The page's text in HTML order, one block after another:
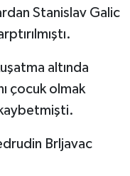
Stanislav Galic
altında
çocuk olmak
kaybetmişti.
Brljavac